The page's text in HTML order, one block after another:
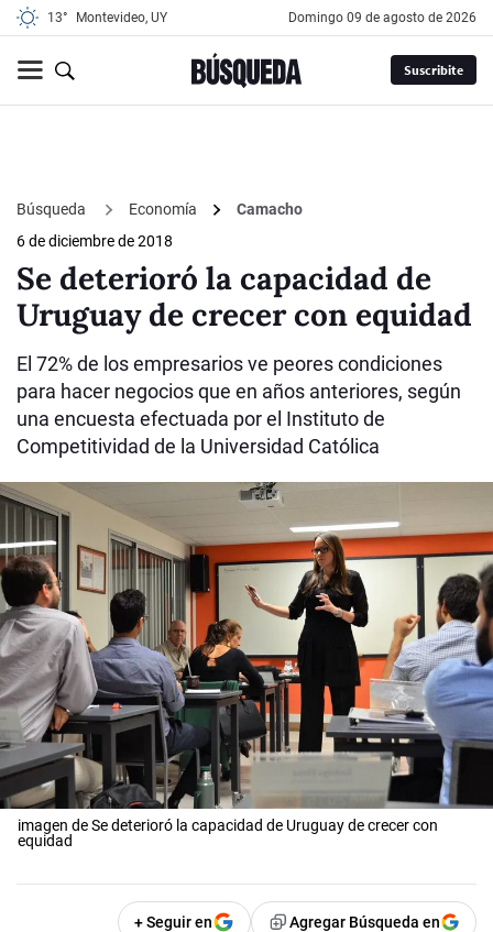
13° Montevideo, UY domingo 09 de agosto de 2026
Suscribite
Búsqueda Economía
Camacho
6 de diciembre de 2018
Se deterioró la capacidad de
Uruguay de crecer con equidad
El 72% de los empresarios ve peores condiciones
para hacer negocios que en años anteriores, según
una encuesta efectuada por el Instituto de
Competitividad de la Universidad Católica
imagen de Se deterioró la capacidad de Uruguay de crecer con
equidad
+ Seguir en Agregar Búsqueda en